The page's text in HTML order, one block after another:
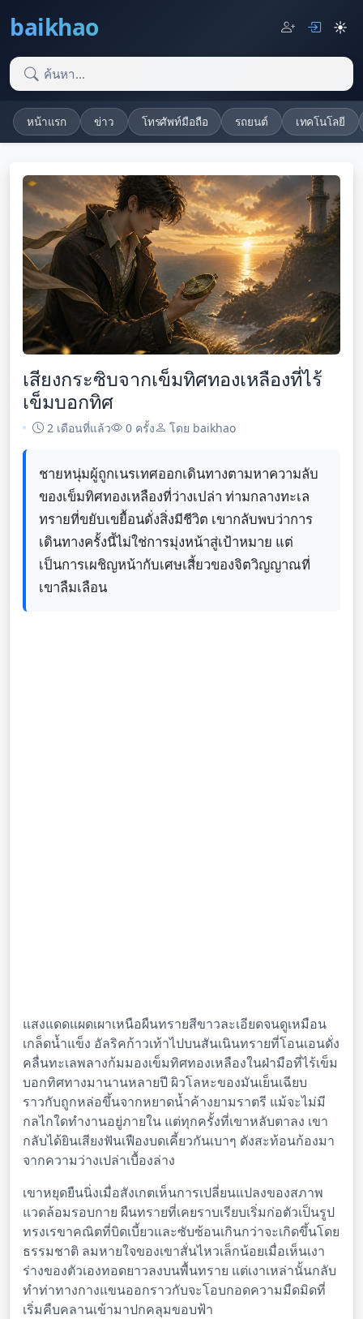
baikhao ☀️
หน้าแรก ข่าว โทรศัพท์มือถือ รถยนต์ เทคโนโลยี
เสียงกระซิบจากเข็มทิศทองเหลืองที่ไร้
เข็มบอกทิศ
2 เดือนที่แล้ว 0 ครั้ง โดย baikhao
ชายหนุ่มผู้ถูกเนรเทศออกเดินทางตามหาความลับ
ของเข็มทิศทองเหลืองที่ว่างเปล่า ท่ามกลางทะเล
ทรายที่ขยับเขยื้อนดั่งสิ่งมีชีวิต เขากลับพบว่าการ
เดินทางครั้งนี้ไม่ใช่การมุ่งหน้าสู่เป้าหมาย แต่
เป็นการเผชิญหน้ากับเศษเสี้ยวของจิตวิญญาณที่
เขาลืมเลือน
แสงแดดแผดเผาเหนือผืนทรายสีขาวละเอียดจนดูเหมือน
เกล็ดน้ำแข็ง อัลริคก้าวเท้าไปบนสันเนินทรายที่โอนเอนดั่ง
คลื่นทะเลพลางก้มมองเข็มทิศทองเหลืองในฝ่ามือที่ไร้เข็ม
บอกทิศทางมานานหลายปี ผิวโลหะของมันเย็นเฉียบ
ราวกับถูกหล่อขึ้นจากหยาดน้ำค้างยามราตรี แม้จะไม่มี
กลไกใดทำงานอยู่ภายใน แต่ทุกครั้งที่เขาหลับตาลง เขา
กลับได้ยินเสียงฟันเฟืองบดเคี้ยวกันเบาๆ ดังสะท้อนก้องมา
จากความว่างเปล่าเบื้องล่าง
เขาหยุดยืนนิ่งเมื่อสังเกตเห็นการเปลี่ยนแปลงของสภาพ
แวดล้อมรอบกาย ผืนทรายที่เคยราบเรียบเริ่มก่อตัวเป็นรูป
ทรงเรขาคณิตที่บิดเบี้ยวและซับซ้อนเกินกว่าจะเกิดขึ้นโดย
ธรรมชาติ ลมหายใจของเขาสั่นไหวเล็กน้อยเมื่อเห็นเงา
ร่างของตัวเองทอดยาวลงบนพื้นทราย แต่เงาเหล่านั้นกลับ
ทำท่าทางกางแขนออกราวกับจะโอบกอดความมืดมิดที่
เริ่มคืบคลานเข้ามาปกคลุมขอบฟ้า